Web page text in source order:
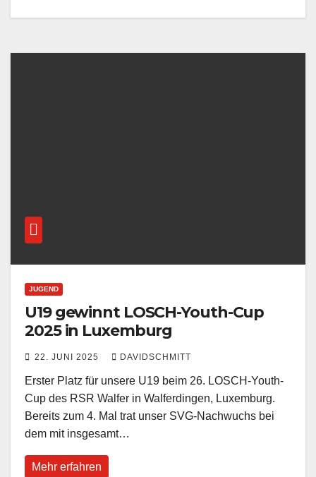
JUGEND
U19 gewinnt LOSCH-Youth-Cup
2025 in Luxemburg
22. JUNI 2025 DAVIDSCHMITT
Erster Platz für unsere U19 beim 26. LOSCH-Youth-
Cup des RSR Walfer in Walferdingen, Luxemburg.
Bereits zum 4. Mal trat unser SVG-Nachwuchs bei
dem mit insgesamt…
Mehr erfahren